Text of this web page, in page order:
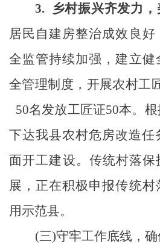
3. 乡村振兴齐发力
居民自建房整治成效良好
全监管持续加强，建立健
全管理制度，开展农村工
50名发放工匠证50本。
下达我县农村危房改造任
面开工建设。 传统村落保
展， 正在积极申报传统村
用示范县。
(三)守牢工作底线 ，